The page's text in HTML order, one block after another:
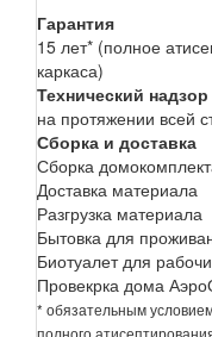
Гарантия
15 лет* (полное
каркаса)
Технический надзор
на протяжении всей
Сборка и доставка
Сборка
Доставка материала
Разгрузка материала
Бытовка для
Биотуалет для
Провекрка дома
* обязательным
полного